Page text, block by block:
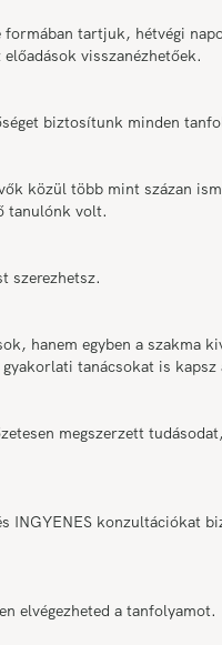
tartjuk, hétvégi
visszanézhetőek.
biztosítunk minden
közül több mint százan
tanulónk volt.
szerezhetsz.
hanem egyben a szakma
tanácsokat is kapsz
megszerzett
INGYENES konzultációkat
elvégezheted a tanfolyamot.